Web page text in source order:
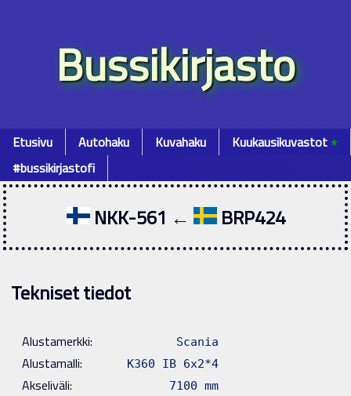
Bussikirjasto
Etusivu Autohaku Kuvahaku Kuukausikuvastot٭
#bussikirjastofi
NKK-561 ← BRP424
Tekniset tiedot
Alustamerkki: Scania
Alustamalli: K360 IB 6x2*4
Akseliväli: 7100 mm